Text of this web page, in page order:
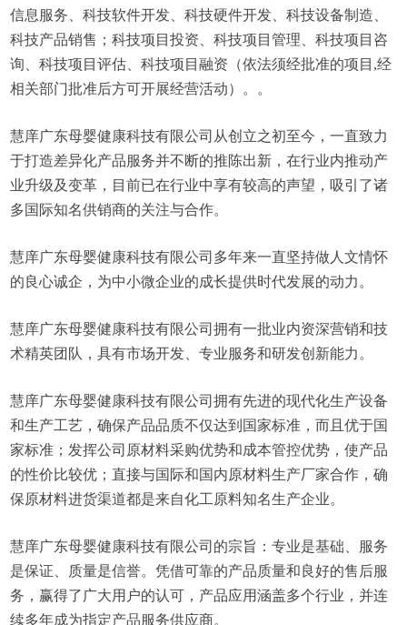
信息服务、科技软件开发、科技硬件开发、科技设备制造、
科技产品销售；科技项目投资、科技项目管理、科技项目咨
询、科技项目评估、科技项目融资（依法须经批准的项目,经
相关部门批准后方可开展经营活动）。。
慧庠广东母婴健康科技有限公司从创立之初至今，一直致力
于打造差异化产品服务并不断的推陈出新，在行业内推动产
业升级及变革，目前已在行业中享有较高的声望，吸引了诸
多国际知名供销商的关注与合作。
慧庠广东母婴健康科技有限公司多年来一直坚持做人文情怀
的良心诚企，为中小微企业的成长提供时代发展的动力。
慧庠广东母婴健康科技有限公司拥有一批业内资深营销和技
术精英团队，具有市场开发、专业服务和研发创新能力。
慧庠广东母婴健康科技有限公司拥有先进的现代化生产设备
和生产工艺，确保产品品质不仅达到国家标准，而且优于国
家标准；发挥公司原材料采购优势和成本管控优势，使产品
的性价比较优；直接与国际和国内原材料生产厂家合作，确
保原材料进货渠道都是来自化工原料知名生产企业。
慧庠广东母婴健康科技有限公司的宗旨：专业是基础、服务
是保证、质量是信誉。凭借可靠的产品质量和良好的售后服
务，赢得了广大用户的认可，产品应用涵盖多个行业，并连
续多年成为指定产品服务供应商。